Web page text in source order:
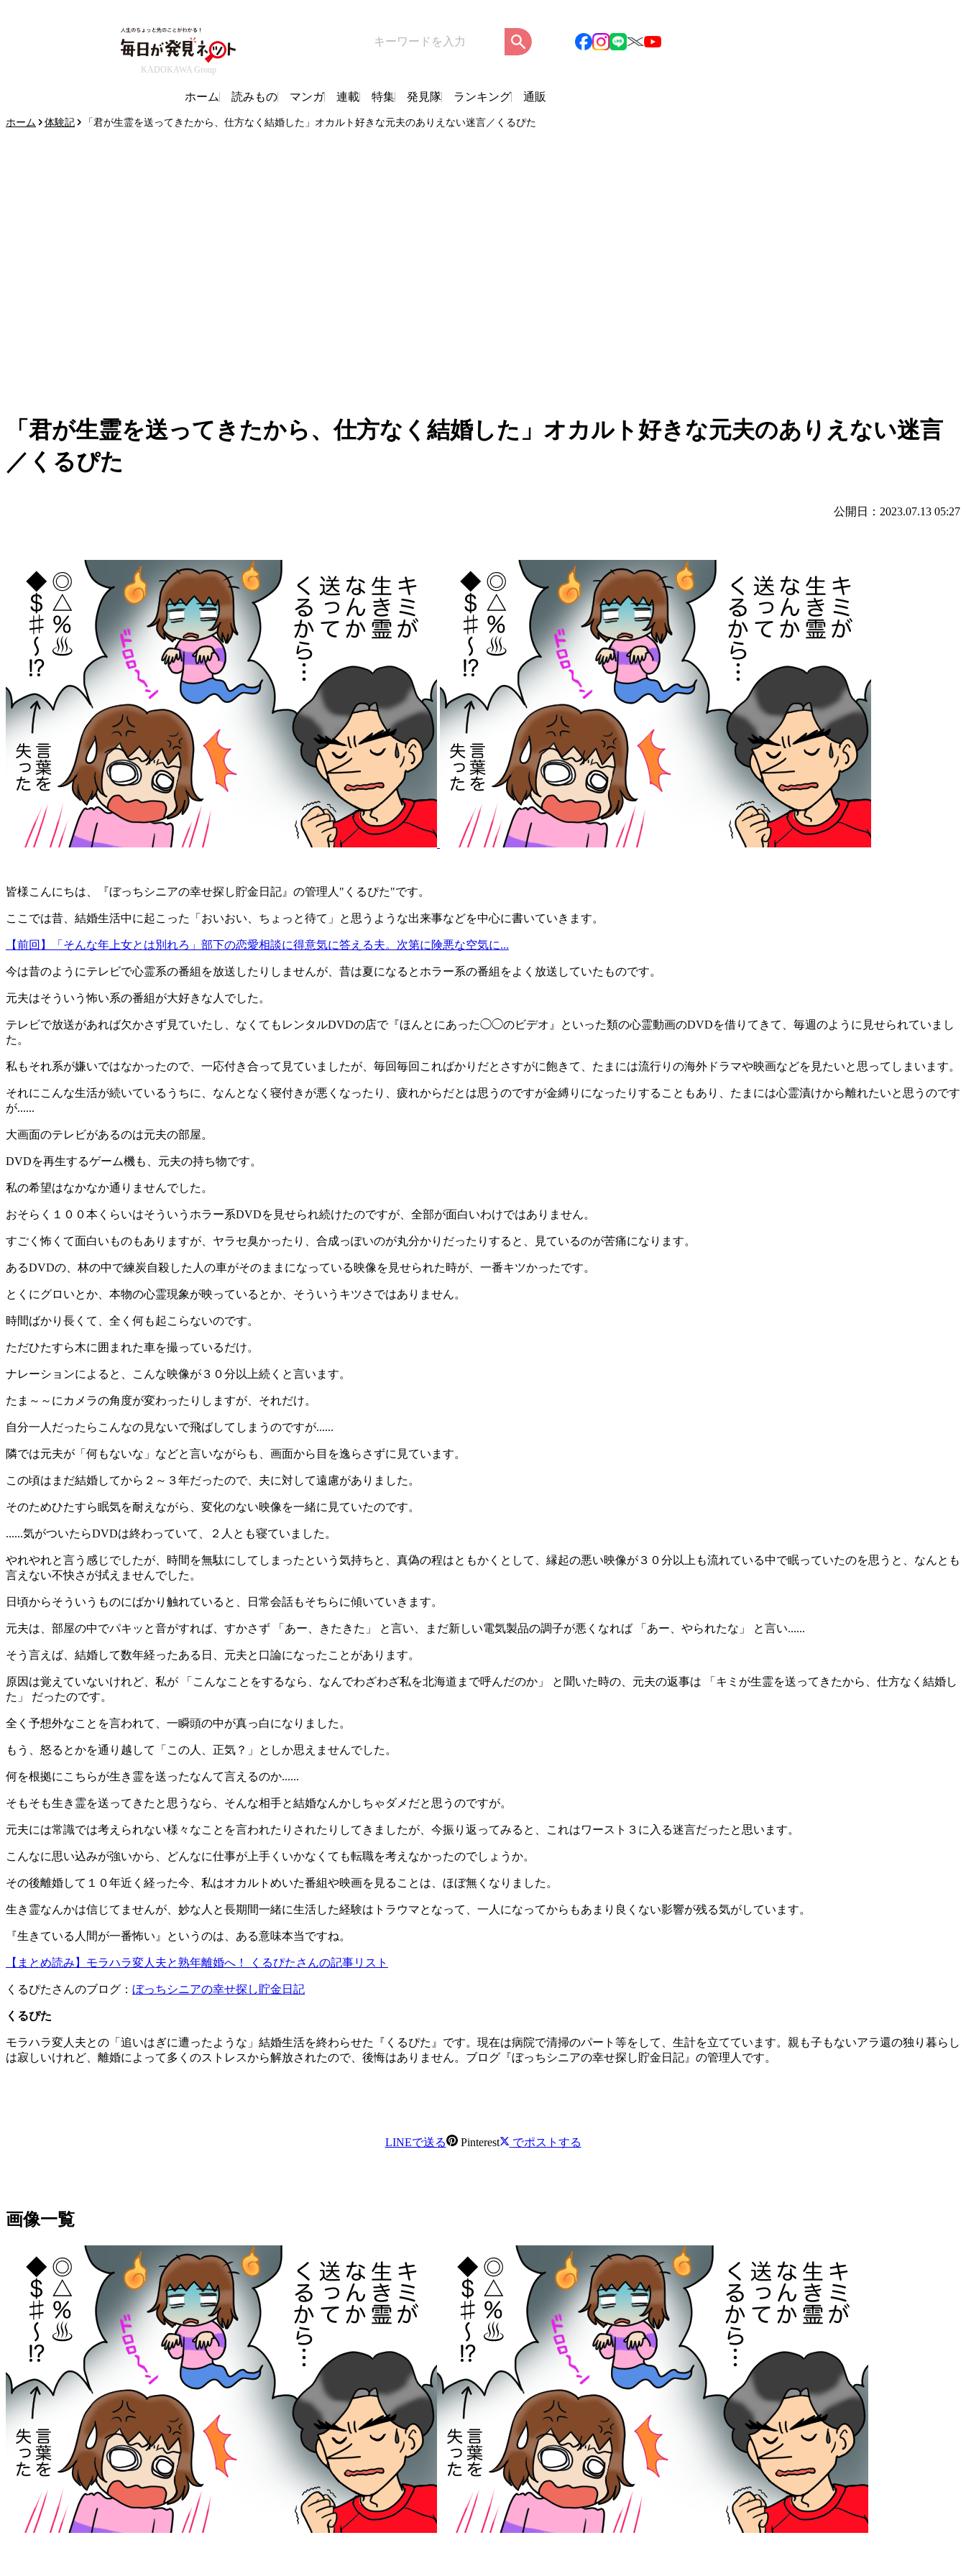
KADOKAWA Group
ホーム 読みもの マンガ 連載 特集 発見隊 ランキング 通販
ホーム 体験記 「君が生霊を送ってきたから、仕方なく結婚した」オカルト好きな元夫のありえない迷言／くるぴた
「君が生霊を送ってきたから、仕方なく結婚した」オカルト好きな元夫のありえない迷言
／くるぴた
公開日：2023.07.13 05:27
皆様こんにちは、『ぼっちシニアの幸せ探し貯金日記』の管理人"くるぴた"です。
ここでは昔、結婚生活中に起こった「おいおい、ちょっと待て」と思うような出来事などを中心に書いていきます。
【前回】「そんな年上女とは別れろ」部下の恋愛相談に得意気に答える夫。次第に険悪な空気に...
今は昔のようにテレビで心霊系の番組を放送したりしませんが、昔は夏になるとホラー系の番組をよく放送していたものです。
元夫はそういう怖い系の番組が大好きな人でした。
テレビで放送があれば欠かさず見ていたし、なくてもレンタルDVDの店で『ほんとにあった◯◯のビデオ』といった類の心霊動画のDVDを借りてきて、毎週のように見せられていまし
た。
私もそれ系が嫌いではなかったので、一応付き合って見ていましたが、毎回毎回こればかりだとさすがに飽きて、たまには流行りの海外ドラマや映画などを見たいと思ってしまいます。
それにこんな生活が続いているうちに、なんとなく寝付きが悪くなったり、疲れからだとは思うのですが金縛りになったりすることもあり、たまには心霊漬けから離れたいと思うのです
が......
大画面のテレビがあるのは元夫の部屋。
DVDを再生するゲーム機も、元夫の持ち物です。
私の希望はなかなか通りませんでした。
おそらく１００本くらいはそういうホラー系DVDを見せられ続けたのですが、全部が面白いわけではありません。
すごく怖くて面白いものもありますが、ヤラセ臭かったり、合成っぽいのが丸分かりだったりすると、見ているのが苦痛になります。
あるDVDの、林の中で練炭自殺した人の車がそのままになっている映像を見せられた時が、一番キツかったです。
とくにグロいとか、本物の心霊現象が映っているとか、そういうキツさではありません。
時間ばかり長くて、全く何も起こらないのです。
ただひたすら木に囲まれた車を撮っているだけ。
ナレーションによると、こんな映像が３０分以上続くと言います。
たま～～にカメラの角度が変わったりしますが、それだけ。
自分一人だったらこんなの見ないで飛ばしてしまうのですが......
隣では元夫が「何もないな」などと言いながらも、画面から目を逸らさずに見ています。
この頃はまだ結婚してから２～３年だったので、夫に対して遠慮がありました。
そのためひたすら眠気を耐えながら、変化のない映像を一緒に見ていたのです。
......気がついたらDVDは終わっていて、２人とも寝ていました。
やれやれと言う感じでしたが、時間を無駄にしてしまったという気持ちと、真偽の程はともかくとして、縁起の悪い映像が３０分以上も流れている中で眠っていたのを思うと、なんとも
言えない不快さが拭えませんでした。
日頃からそういうものにばかり触れていると、日常会話もそちらに傾いていきます。
元夫は、部屋の中でパキッと音がすれば、すかさず 「あー、きたきた」 と言い、まだ新しい電気製品の調子が悪くなれば 「あー、やられたな」 と言い......
そう言えば、結婚して数年経ったある日、元夫と口論になったことがあります。
原因は覚えていないけれど、私が 「こんなことをするなら、なんでわざわざ私を北海道まで呼んだのか」 と聞いた時の、元夫の返事は 「キミが生霊を送ってきたから、仕方なく結婚し
た」 だったのです。
全く予想外なことを言われて、一瞬頭の中が真っ白になりました。
もう、怒るとかを通り越して「この人、正気？」としか思えませんでした。
何を根拠にこちらが生き霊を送ったなんて言えるのか......
そもそも生き霊を送ってきたと思うなら、そんな相手と結婚なんかしちゃダメだと思うのですが。
元夫には常識では考えられない様々なことを言われたりされたりしてきましたが、今振り返ってみると、これはワースト３に入る迷言だったと思います。
こんなに思い込みが強いから、どんなに仕事が上手くいかなくても転職を考えなかったのでしょうか。
その後離婚して１０年近く経った今、私はオカルトめいた番組や映画を見ることは、ほぼ無くなりました。
生き霊なんかは信じてませんが、妙な人と長期間一緒に生活した経験はトラウマとなって、一人になってからもあまり良くない影響が残る気がしています。
『生きている人間が一番怖い』というのは、ある意味本当ですね。
【まとめ読み】モラハラ変人夫と熟年離婚へ！ くるぴたさんの記事リスト
くるぴたさんのブログ： ぼっちシニアの幸せ探し貯金日記
くるぴた
モラハラ変人夫との「追いはぎに遭ったような」結婚生活を終わらせた『くるぴた』です。現在は病院で清掃のパート等をして、生計を立てています。親も子もないアラ還の独り暮らし
は寂しいけれど、離婚によって多くのストレスから解放されたので、後悔はありません。ブログ『ぼっちシニアの幸せ探し貯金日記』の管理人です。
LINEで送る Pinterest でポストする
画像一覧